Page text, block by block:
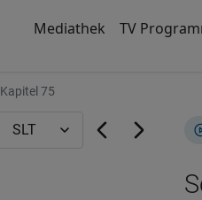
Mediathek TV
Kapitel 75